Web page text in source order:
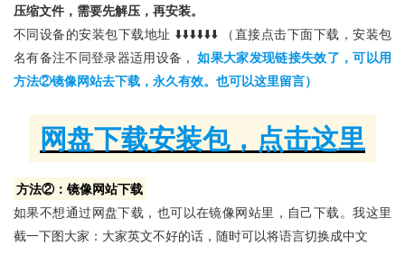
压缩文件，需要先解压，再安装。
不同设备的安装包下载地址 ⬇️⬇️⬇️⬇️⬇️⬇️ （直接点击下面下载，安装包
名有备注不同登录器适用设备， 如果大家发现链接失效了，可以用
方法②镜像网站去下载，永久有效。也可以这里留言）
网盘下载安装包，点击这里
方法②：镜像网站下载
如果不想通过网盘下载，也可以在镜像网站里，自己下载。我这里
截一下图大家：大家英文不好的话，随时可以将语言切换成中文